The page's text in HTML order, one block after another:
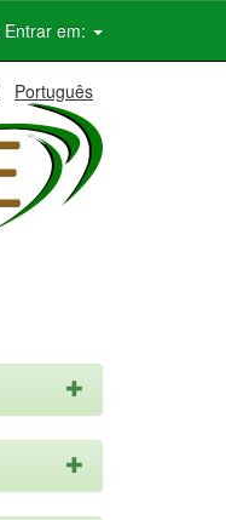
Entrar em:
Português